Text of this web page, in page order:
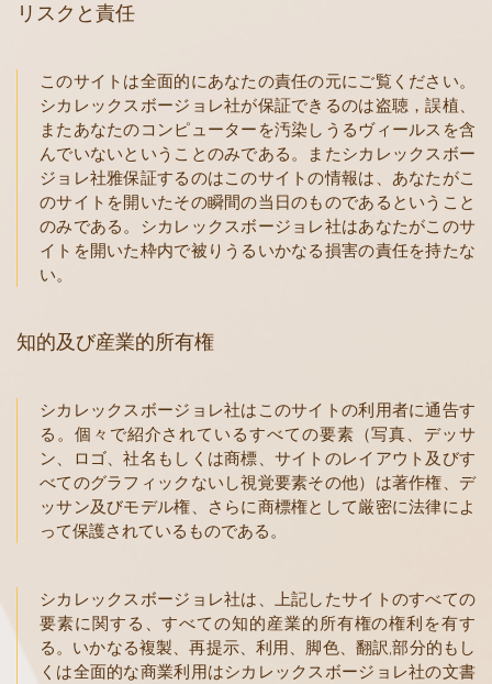
リスクと責任
このサイトは全面的にあなたの責任の元にご覧ください。
シカレックスボージョレ社が保証できるのは盗聴，誤植、
またあなたのコンピューターを汚染しうるヴィールスを含
んでいないということのみである。またシカレックスボー
ジョレ社雅保証するのはこのサイトの情報は、あなたがこ
のサイトを開いたその瞬間の当日のものであるということ
のみである。シカレックスボージョレ社はあなたがこのサ
イトを開いた枠内で被りうるいかなる損害の責任を持たな
い。
知的及び産業的所有権
シカレックスボージョレ社はこのサイトの利用者に通告す
る。個々で紹介されているすべての要素（写真、デッサ
ン、ロゴ、社名もしくは商標、サイトのレイアウト及びす
べてのグラフィックないし視覚要素その他）は著作権、デ
ッサン及びモデル権、さらに商標権として厳密に法律によ
って保護されているものである。
シカレックスボージョレ社は、上記したサイトのすべての
要素に関する、すべての知的産業的所有権の権利を有す
る。いかなる複製、再提示、利用、脚色、翻訳,部分的もし
くは全面的な商業利用はシカレックスボージョレ社の文書